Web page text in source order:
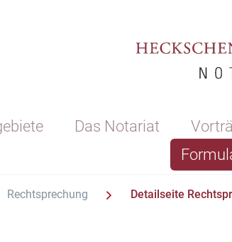
Das Notariat
Rechtsprechung Detailseite